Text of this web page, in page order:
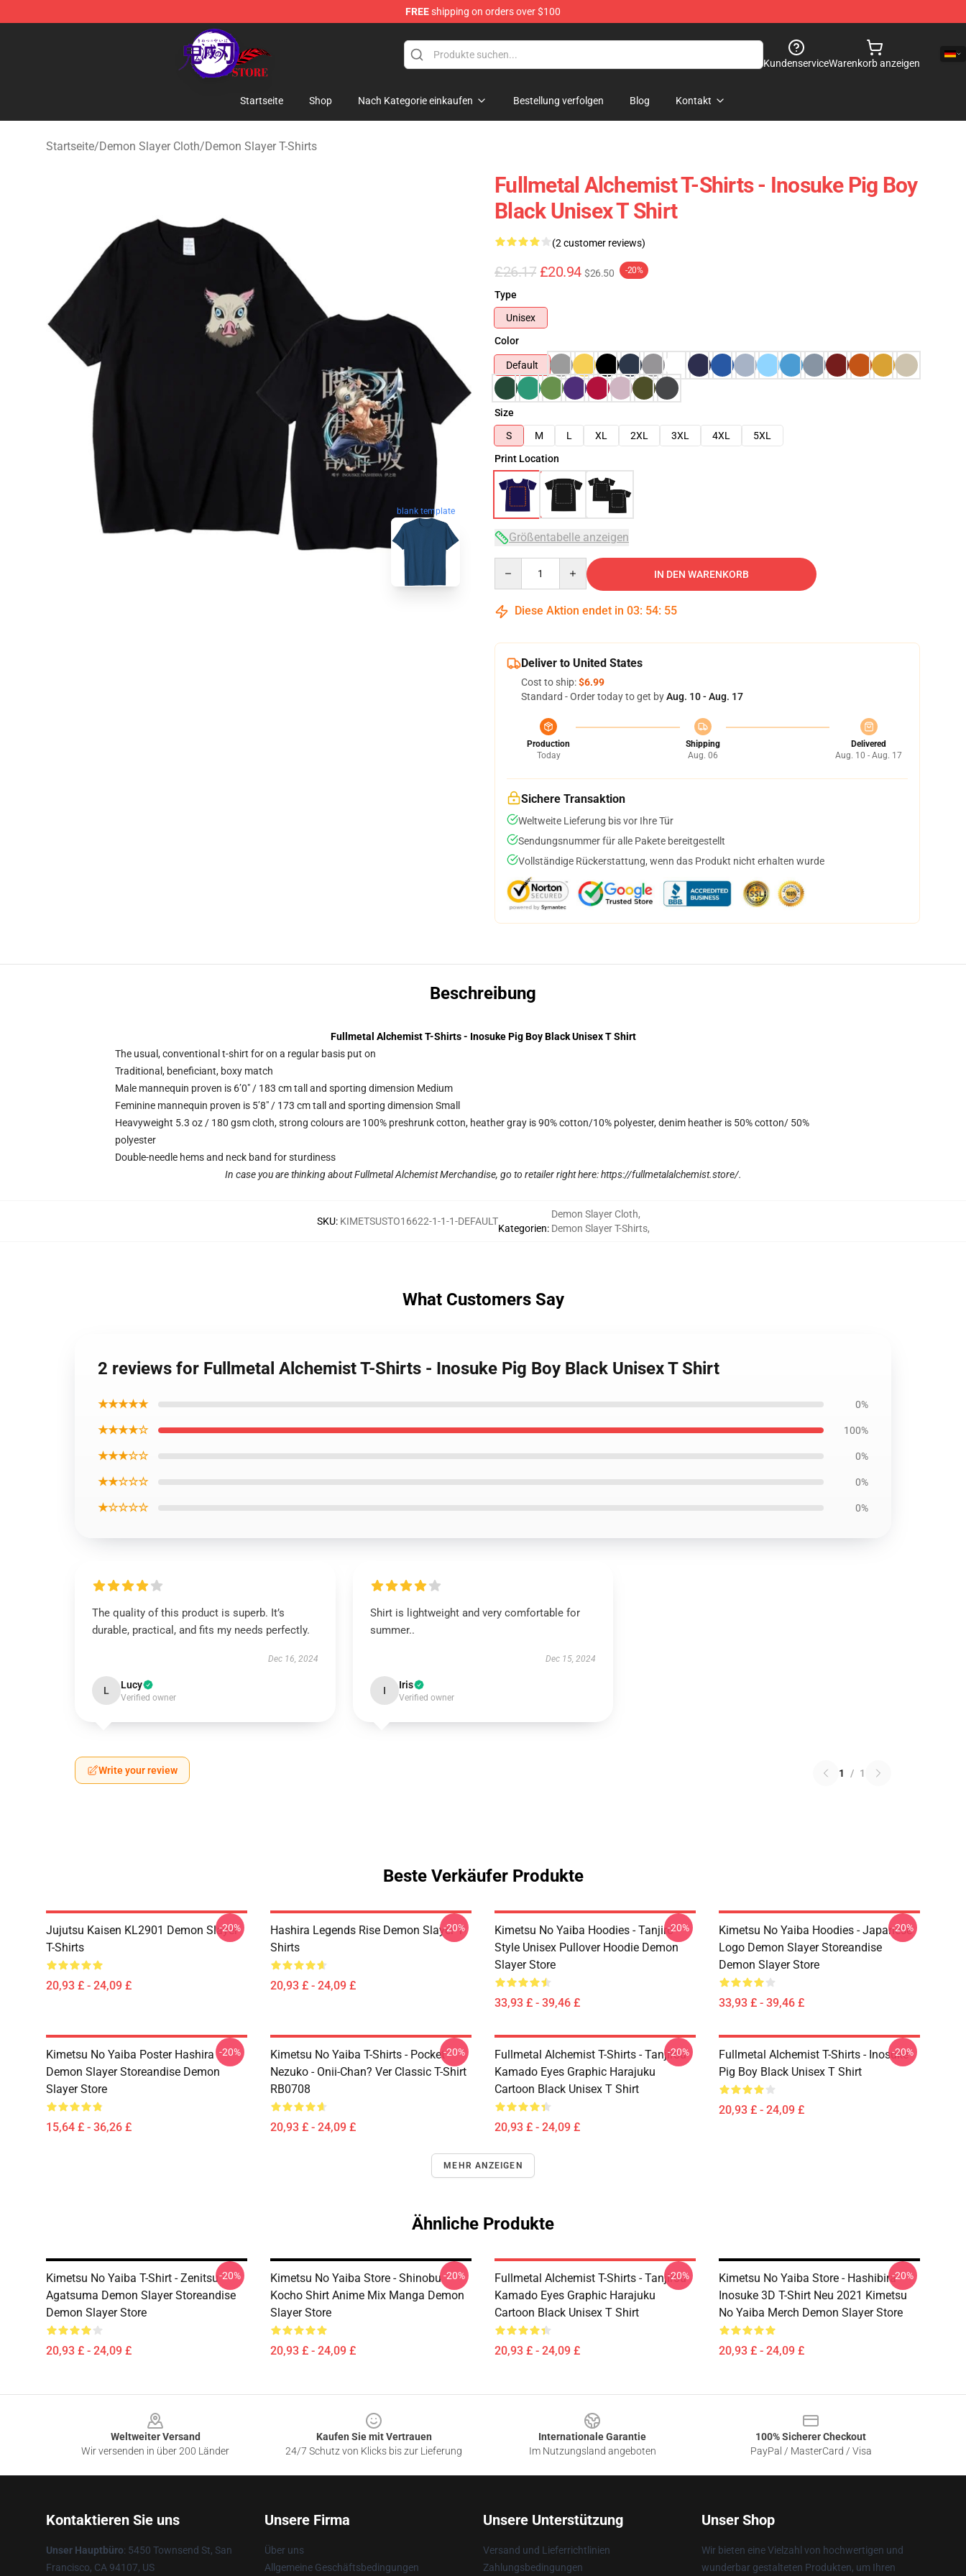
FREEshipping on orders over $100
Kimetsu no Yaiba Store - Official Kimetsu no Yaiba Merchandise Shop
KundenserviceWarenkorb anzeigen
Startseite Shop Nach Kategorie einkaufen Bestellung verfolgen Blog Kontakt
Startseite/Demon Slayer Cloth/Demon Slayer T-Shirts
blank template
Fullmetal Alchemist T-Shirts - Inosuke Pig Boy
Black Unisex T Shirt
(2 customer reviews)
£26.17 £20.94 $26.50 -20%
Type
Unisex
Color
Default
Size
S
M L XL 2XL 3XL 4XL
5XL
Print Location
Größentabelle anzeigen
IN DEN WARENKORB
Diese Aktion endet in 03: 54: 54
Deliver to United States
Cost to ship:$6.99
Standard - Order today to get byAug. 10 - Aug. 17
Production
Today
Shipping
Aug. 06
Delivered
Aug. 10 - Aug. 17
Sichere Transaktion
Weltweite Lieferung bis vor Ihre Tür
Sendungsnummer für alle Pakete bereitgestellt
Vollständige Rückerstattung, wenn das Produkt nicht erhalten wurde
Beschreibung
Fullmetal Alchemist T-Shirts - Inosuke Pig Boy Black Unisex T Shirt
The usual, conventional t-shirt for on a regular basis put on
Traditional, beneficiant, boxy match
Male mannequin proven is 6’0″ / 183 cm tall and sporting dimension Medium
Feminine mannequin proven is 5’8″ / 173 cm tall and sporting dimension Small
Heavyweight 5.3 oz / 180 gsm cloth, strong colours are 100% preshrunk cotton, heather gray is 90% cotton/10% polyester, denim heather is 50% cotton/ 50%
polyester
Double-needle hems and neck band for sturdiness
In case you are thinking about Fullmetal Alchemist Merchandise, go to retailer right here:https://fullmetalalchemist.store/.
SKU: KIMETSUSTO16622-1-1-1-DEFAULT
Kategorien:
Demon Slayer Cloth,
Demon Slayer T-Shirts,
What Customers Say
2 reviews for Fullmetal Alchemist T-Shirts - Inosuke Pig Boy Black Unisex T Shirt
★★★★★ 0%
★★★★☆ 100%
★★★☆☆ 0%
★★☆☆☆ 0%
★☆☆☆☆ 0%
The quality of this product is superb. It’s
durable, practical, and fits my needs perfectly.
Dec 16, 2024
L Lucy
Verified owner
Shirt is lightweight and very comfortable for
summer..
Dec 15, 2024
I Iris
Verified owner
Write your review 1 / 1
Beste Verkäufer Produkte
Jujutsu Kaisen KL2901 Demon Slayer
T-Shirts
20,93 £ - 24,09 £
-20%
Hashira Legends Rise Demon Slayer T-
Shirts
20,93 £ - 24,09 £
-20%
Kimetsu No Yaiba Hoodies - Tanjiro
Style Unisex Pullover Hoodie Demon
Slayer Store
33,93 £ - 39,46 £
-20%
Kimetsu No Yaiba Hoodies - Japanese
Logo Demon Slayer Storeandise
Demon Slayer Store
33,93 £ - 39,46 £
-20%
Kimetsu No Yaiba Poster Hashira
Demon Slayer Storeandise Demon
Slayer Store
15,64 £ - 36,26 £
-20%
Kimetsu No Yaiba T-Shirts - Pocket
Nezuko - Onii-Chan? Ver Classic T-Shirt
RB0708
20,93 £ - 24,09 £
-20%
Fullmetal Alchemist T-Shirts - Tanjirou
Kamado Eyes Graphic Harajuku
Cartoon Black Unisex T Shirt
20,93 £ - 24,09 £
-20%
Fullmetal Alchemist T-Shirts - Inosuke
Pig Boy Black Unisex T Shirt
20,93 £ - 24,09 £
-20%
MEHR ANZEIGEN
Ähnliche Produkte
Kimetsu No Yaiba T-Shirt - Zenitsu
Agatsuma Demon Slayer Storeandise
Demon Slayer Store
20,93 £ - 24,09 £
-20%
Kimetsu No Yaiba Store - Shinobu
Kocho Shirt Anime Mix Manga Demon
Slayer Store
20,93 £ - 24,09 £
-20%
Fullmetal Alchemist T-Shirts - Tanjirou
Kamado Eyes Graphic Harajuku
Cartoon Black Unisex T Shirt
20,93 £ - 24,09 £
-20%
Kimetsu No Yaiba Store - Hashibira
Inosuke 3D T-Shirt Neu 2021 Kimetsu
No Yaiba Merch Demon Slayer Store
20,93 £ - 24,09 £
-20%
Weltweiter Versand
Wir versenden in über 200 Länder
Kaufen Sie mit Vertrauen
24/7 Schutz von Klicks bis zur Lieferung
Internationale Garantie
Im Nutzungsland angeboten
100% Sicherer Checkout
PayPal / MasterCard / Visa
Kontaktieren Sie uns
Unser Hauptbüro: 5450 Townsend St, San
Francisco, CA 94107, US
Unsere Firma
Über uns
Allgemeine Geschäftsbedingungen
Unsere Unterstützung
Versand und Lieferrichtlinien
Zahlungsbedingungen
Unser Shop
Wir bieten eine Vielzahl von hochwertigen und
wunderbar gestalteten Produkten, um Ihren